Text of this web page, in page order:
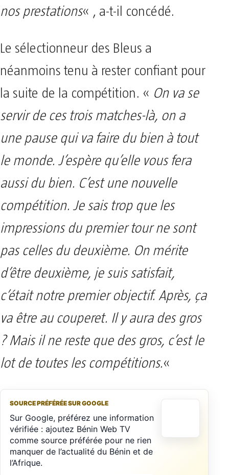
nos prestations« , a-t-il concédé.
Le sélectionneur des Bleus a
néanmoins tenu à rester confiant pour
la suite de la compétition. « On va se
servir de ces trois matches-là, on a
une pause qui va faire du bien à tout
le monde. J’espère qu’elle vous fera
aussi du bien. C’est une nouvelle
compétition. Je sais trop que les
impressions du premier tour ne sont
pas celles du deuxième. On mérite
d’être deuxième, je suis satisfait,
c’était notre premier objectif. Après, ça
va être au couperet. Il y aura des gros
? Mais il ne reste que des gros, c’est le
lot de toutes les compétitions.«
SOURCE PRÉFÉRÉE SUR GOOGLE
Sur Google, préférez une information
vérifiée : ajoutez Bénin Web TV
comme source préférée pour ne rien
manquer de l’actualité du Bénin et de
l’Afrique.